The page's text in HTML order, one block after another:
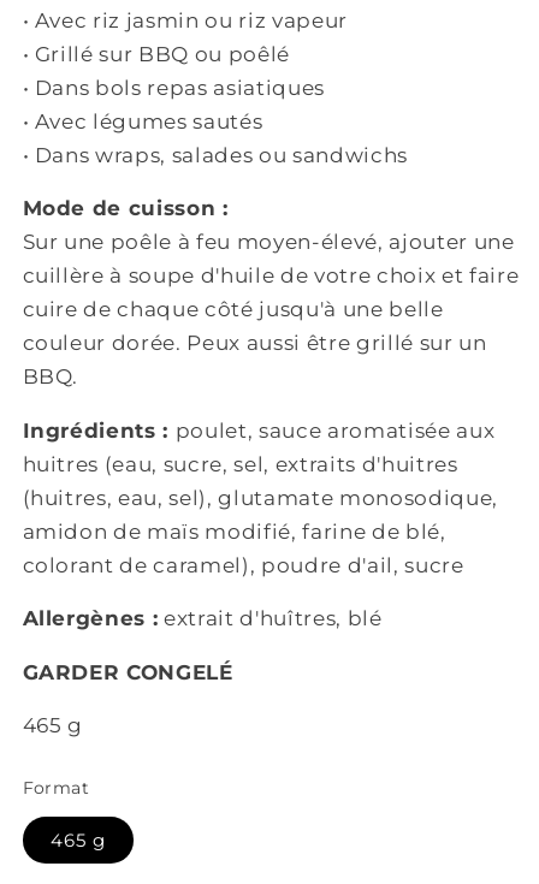
• Avec riz jasmin ou riz vapeur
• Grillé sur BBQ ou poêlé
• Dans bols repas asiatiques
• Avec légumes sautés
• Dans wraps, salades ou sandwichs
Mode de cuisson :
Sur une poêle à feu moyen-élevé, ajouter une
cuillère à soupe d'huile de votre choix et faire
cuire de chaque côté jusqu'à une belle
couleur dorée. Peux aussi être grillé sur un
BBQ.
Ingrédients : poulet,sauce aromatisée aux
huitres (eau, sucre, sel, extraits d'huitres
(huitres, eau, sel), glutamate monosodique,
amidon de maïs modifié, farine de blé,
colorant de caramel) , poudre d'ail, sucre
Allergènes : extrait d'huîtres, blé
GARDER CONGELÉ
465 g
Format
465 g